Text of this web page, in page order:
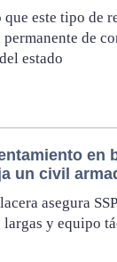
que este tipo de
permanente de
estado
en
un civil
asegura
largas y equipo